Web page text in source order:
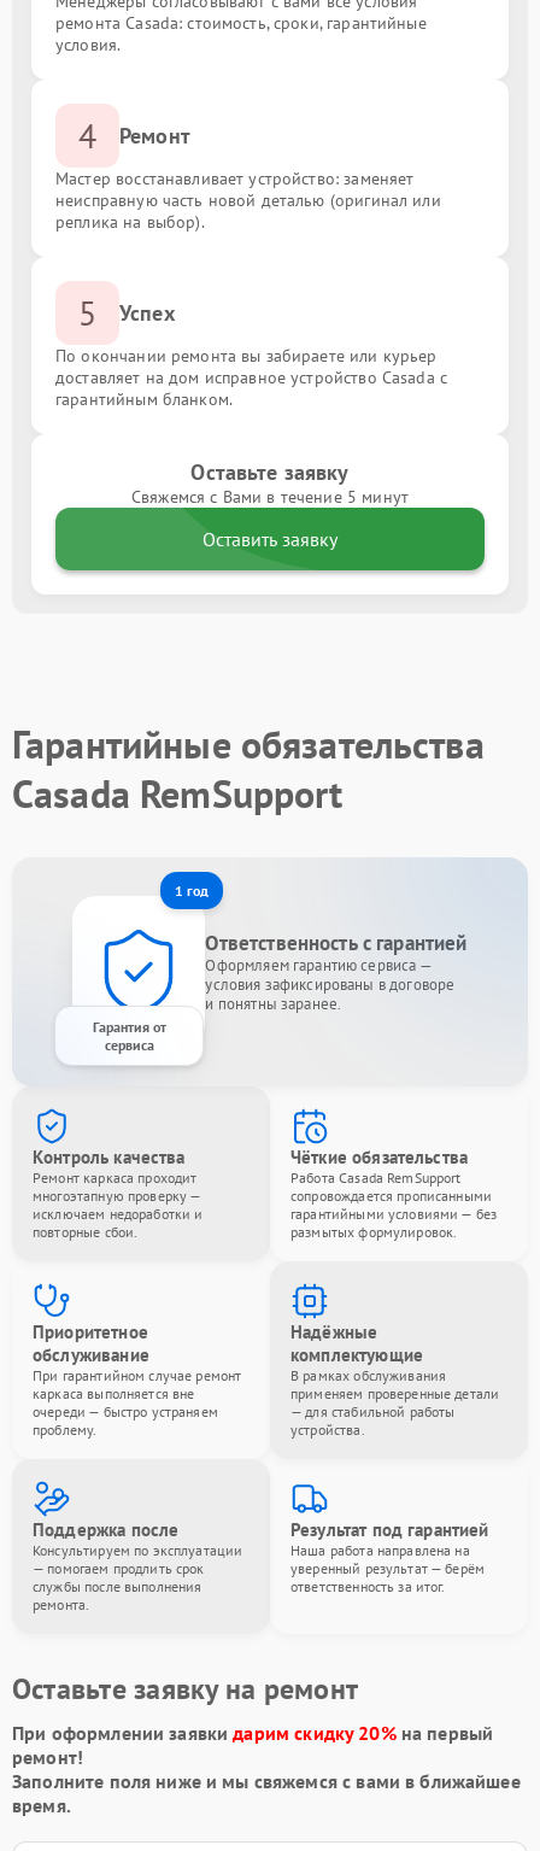
ремонта Casada: стоимость, сроки, гарантийные
условия.
4 Ремонт
Мастер восстанавливает устройство: заменяет
неисправную часть новой деталью (оригинал или
реплика на выбор).
5 Успех
По окончании ремонта вы забираете или курьер
доставляет на дом исправное устройство Casada с
гарантийным бланком.
Оставьте заявку
Свяжемся с Вами в течение 5 минут
Оставить заявку
Гарантийные обязательства
Casada RemSupport
1 год
Гарантия от
сервиса
Ответственность с гарантией
Оформляем гарантию сервиса —
условия зафиксированы в договоре
и понятны заранее.
Контроль качества
Ремонт каркаса проходит
многоэтапную проверку —
исключаем недоработки и
повторные сбои.
Чёткие обязательства
Работа Casada RemSupport
сопровождается прописанными
гарантийными условиями — без
размытых формулировок.
Приоритетное
обслуживание
При гарантийном случае ремонт
каркаса выполняется вне
очереди — быстро устраняем
проблему.
Надёжные
комплектующие
В рамках обслуживания
применяем проверенные детали
— для стабильной работы
устройства.
Поддержка после
Консультируем по эксплуатации
— помогаем продлить срок
службы после выполнения
ремонта.
Результат под гарантией
Наша работа направлена на
уверенный результат — берём
ответственность за итог.
Оставьте заявку на ремонт
При оформлении заявкидарим скидку 20%на первый
ремонт!
Заполните поля ниже и мы свяжемся с вами в ближайшее
время.